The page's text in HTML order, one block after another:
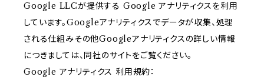
Google LLCが提供する Google アナリティクスを利用
しています。Googleアナリティクスでデータが収集、処理
される仕組みその他Googleアナリティクスの詳しい情報
につきましては、同社のサイトをご覧ください。
Google アナリティクス 利用規約：